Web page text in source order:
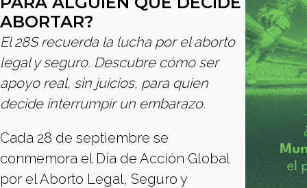
ABORTAR?
El 28S recuerda la lucha por el aborto
legal y seguro. Descubre cómo ser
apoyo real, sin juicios, para quien
decide interrumpir un embarazo.
Cada 28 de septiembre se
conmemora el Día de Acción Global
por el Aborto Legal, Seguro y